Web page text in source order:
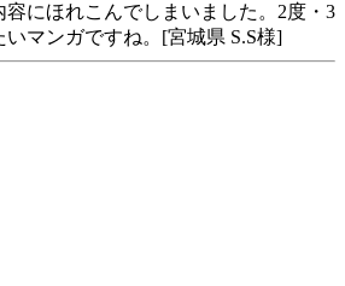
にほれこんでしまいました。2度・3
マンガですね。[宮城県 S.S様]